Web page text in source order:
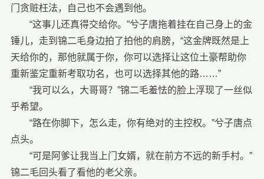
门贪赃枉法，自己也不会遇到他。
“这事儿还真得交给你。”兮子唐拖着挂在自己身上的金
锤儿，走到锦二毛身边拍了拍他的肩膀，“这金牌既然是上
天给你的，那他就属于你，你可以选择让这位土豪帮助你
重新鉴定重新考取功名，也可以选择其他的路……”
“我可以么，大哥哥？”锦二毛羞怯的脸上浮现了一丝似
乎希望。
“路在你脚下，怎么走，你有绝对的主控权。”兮子唐点
点头。
“可是阿爹让我当上门女婿，就在前方不远的新手村。”
锦二毛回头看了看他的老父亲。